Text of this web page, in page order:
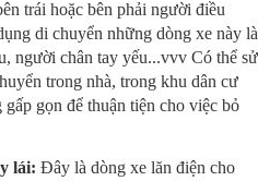
trái hoặc bên phải người điều
di chuyển những dòng xe này là
người chân tay yếu...vvv Có thể sử
trong nhà, trong khu dân cư
gọn để thuận tiện cho việc bỏ
lái: Đây là dòng xe lăn điện cho